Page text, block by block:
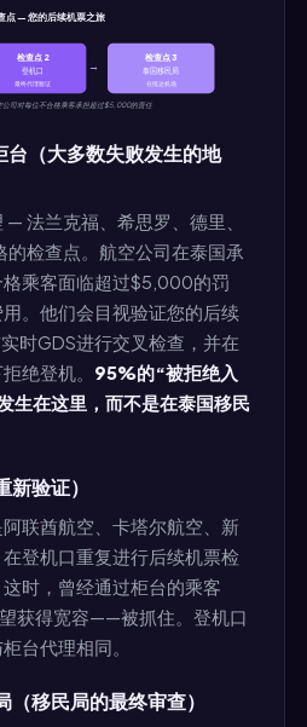
点 — 您的后续机票之旅
检查点 2
登机口
最终代理验证
→
检查点 3
泰国移民局
在抵达机场
公司对每位不合格乘客承担超过$5,000的责任
台（大多数失败发生的地
法兰克福、希思罗、德里、
检查点。航空公司在泰国承
乘客面临超过$5,000的罚
。他们会目视验证您的后续
时GDS进行交叉检查，并在
绝登机。 95%的“被拒绝入
生在这里，而不是在泰国移民
验证）
联酋航空、卡塔尔航空、新
登机口重复进行后续机票检
时，曾经通过柜台的乘客
获得宽容——被抓住。登机口
台代理相同。
移民局的最终审查）